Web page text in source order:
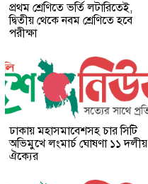
প্রথম শ্রেণিতে ভর্তি লটারিতেই,
দ্বিতীয় থেকে নবম শ্রেণিতে হবে
পরীক্ষা
ঢাকায় মহাসমাবেশসহ চার সিটি
অভিমুখে লংমার্চ ঘোষণা ১১ দলীয়
ঐক্যের